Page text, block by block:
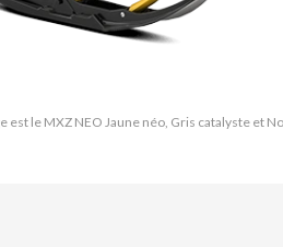
est le MXZ NEO Jaune néo, Gris catalyste et